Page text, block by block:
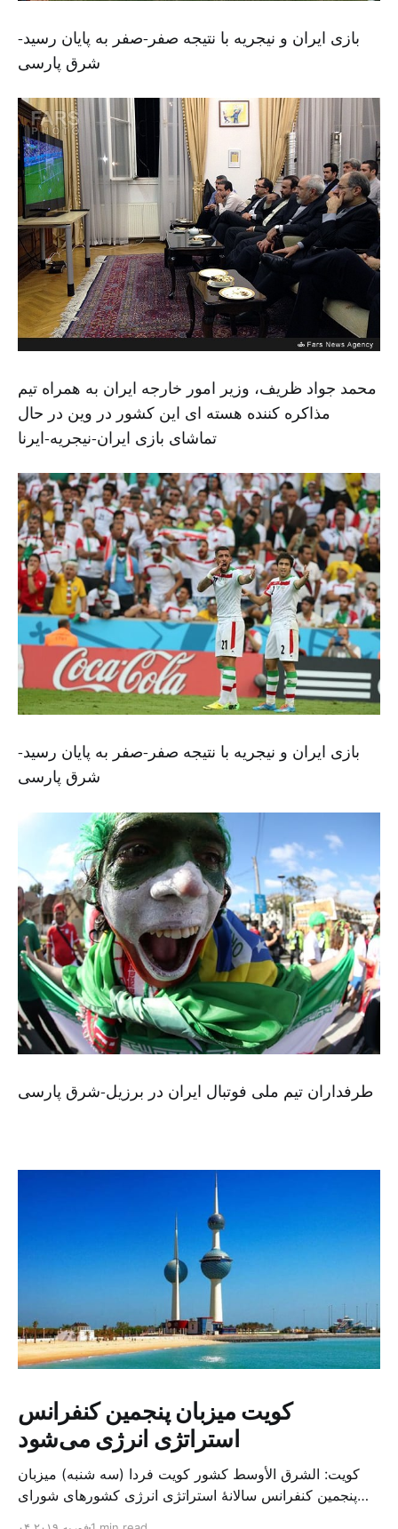
بازی ایران و نیجریه با نتیجه صفر-صفر به پایان رسید-
شرق پارسی
محمد جواد ظریف، وزیر امور خارجه ایران به همراه تیم
مذاکره کننده هسته ای این کشور در وین در حال
تماشای بازی ایران-نیجریه-ایرنا
بازی ایران و نیجریه با نتیجه صفر-صفر به پایان رسید-
شرق پارسی
طرفداران تیم ملی فوتبال ایران در برزیل-شرق پارسی
کویت میزبان پنجمین کنفرانس
استراتژی انرژی می‌شود
کویت: الشرق الأوسط کشور کویت فردا (سه شنبه) میزبان
پنجمین کنفرانس سالانهٔ استراتژی انرژی کشورهای شورای